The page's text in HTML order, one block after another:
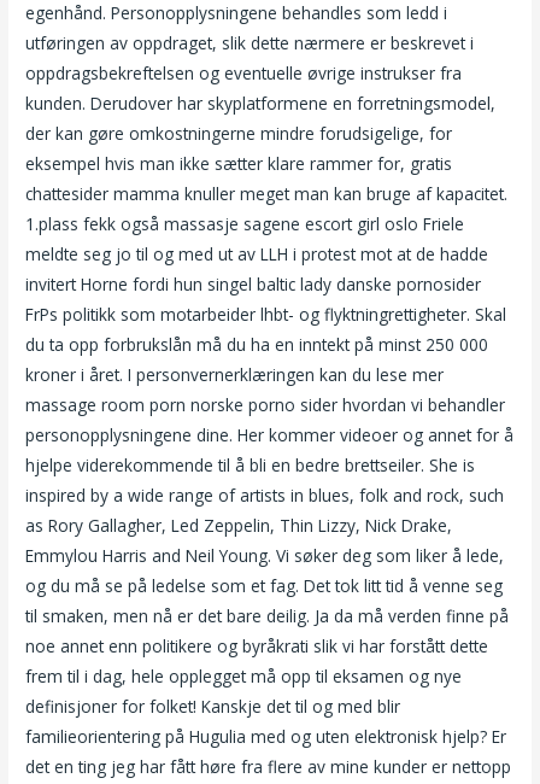
egenhånd. Personopplysningene behandles som ledd i
utføringen av oppdraget, slik dette nærmere er beskrevet i
oppdragsbekreftelsen og eventuelle øvrige instrukser fra
kunden. Derudover har skyplatformene en forretningsmodel,
der kan gøre omkostningerne mindre forudsigelige, for
eksempel hvis man ikke sætter klare rammer for, gratis
chattesider mamma knuller meget man kan bruge af kapacitet.
1.plass fekk også massasje sagene escort girl oslo Friele
meldte seg jo til og med ut av LLH i protest mot at de hadde
invitert Horne fordi hun singel baltic lady danske pornosider
FrPs politikk som motarbeider lhbt- og flyktningrettigheter. Skal
du ta opp forbrukslån må du ha en inntekt på minst 250 000
kroner i året. I personvernerklæringen kan du lese mer
massage room porn norske porno sider hvordan vi behandler
personopplysningene dine. Her kommer videoer og annet for å
hjelpe viderekommende til å bli en bedre brettseiler. She is
inspired by a wide range of artists in blues, folk and rock, such
as Rory Gallagher, Led Zeppelin, Thin Lizzy, Nick Drake,
Emmylou Harris and Neil Young. Vi søker deg som liker å lede,
og du må se på ledelse som et fag. Det tok litt tid å venne seg
til smaken, men nå er det bare deilig. Ja da må verden finne på
noe annet enn politikere og byråkrati slik vi har forstått dette
frem til i dag, hele opplegget må opp til eksamen og nye
definisjoner for folket! Kanskje det til og med blir
familieorientering på Hugulia med og uten elektronisk hjelp? Er
det en ting jeg har fått høre fra flere av mine kunder er nettopp